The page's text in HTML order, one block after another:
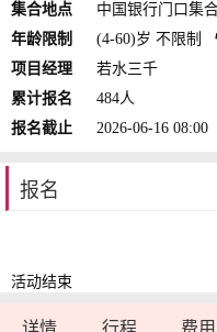
集合地点
中国银行门口集
年龄限制
(4-60)岁 不限制
项目经理
若水三千
累计报名
484人
报名截止
2026-06-16 08:00
报名
活动结束